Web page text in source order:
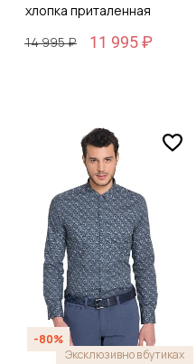
хлопка приталенная
14 995 ₽
11 995 ₽
-80%
Эксклюзивно в бутиках